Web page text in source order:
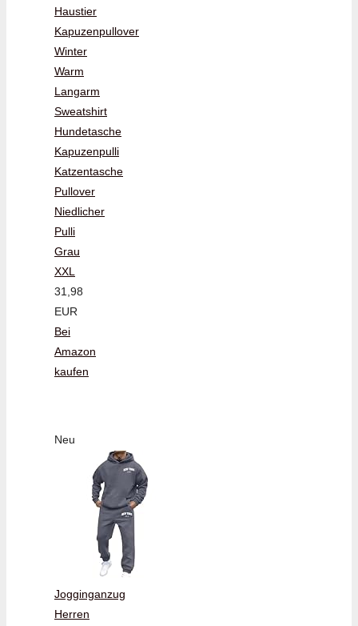
Haustier
Kapuzenpullover
Winter
Warm
Langarm
Sweatshirt
Hundetasche
Kapuzenpulli
Katzentasche
Pullover
Niedlicher
Pulli
Grau
XXL
31,98
EUR
Bei
Amazon
kaufen
Neu
Jogginganzug
Herren